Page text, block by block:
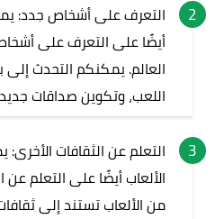
التعرف على أشخاص جدد:
أيضًا على التعرف على
العالم. يمكنكم التحدث
اللعب، وتكوين صداقات
التعلم عن الثقافات
الألعاب أيضًا على التعلم عن
من الألعاب تستند إلى